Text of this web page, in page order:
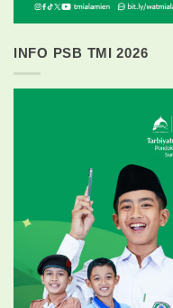
INFO PSB TMI 2026